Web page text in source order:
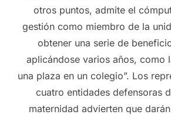
otros puntos, admite el
gestión como miembro de la
obtener una serie de
aplicándose varios años, como
una plaza en un colegio”. Los
cuatro entidades defensoras
maternidad advierten que